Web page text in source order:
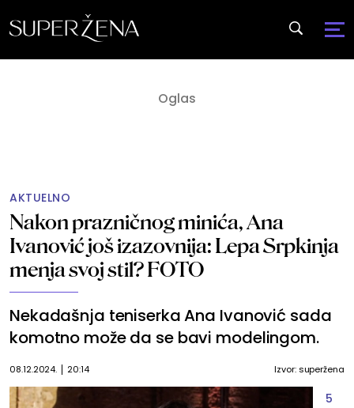
AKTUELNO
Nakon prazničnog minića, Ana
Ivanović još izazovnija: Lepa Srpkinja
menja svoj stil? FOTO
Nekadašnja teniserka Ana Ivanović sada
komotno može da se bavi modelingom.
08.12.2024. 20:14 Izvor: superžena
5